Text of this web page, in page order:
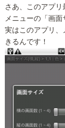
さあ、このアプリ
メニューの「画
実はこのアプリ
きるんです！